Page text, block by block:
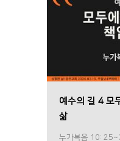
예수의 길 4 모
삶
누가복음 10: